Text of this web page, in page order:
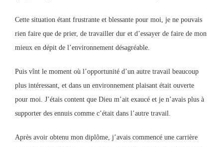
Cette situation étant frustrante et blessante pour moi, je ne pouvais
rien faire que de prier, de travailler dur et d’essayer de faire de mon
mieux en dépit de l’environnement désagréable.
Puis vînt le moment où l’opportunité d’un autre travail beaucoup
plus intéressant, et dans un environnement plaisant était ouverte
pour moi. J’étais content que Dieu m’ait exaucé et je n’avais plus à
supporter des ennuis comme c’était dans l’autre travail.
Après avoir obtenu mon diplôme, j’avais commencé une carrière